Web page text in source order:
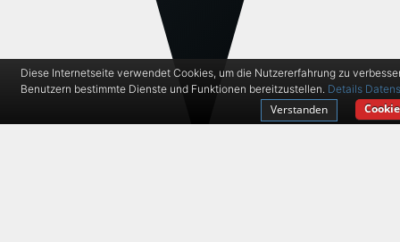
Diese Internetseite verwendet Cookies, um die Nutzererfahrung zu
Benutzern bestimmte Dienste und Funktionen bereitzustellen. Details
Verstanden